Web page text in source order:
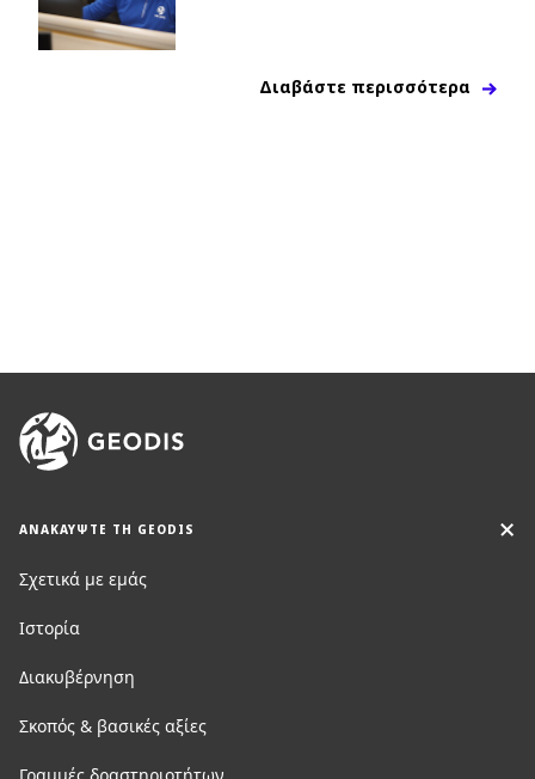
Διαβάστε περισσότερα
ΑΝΑΚΑΥΨΤΕ ΤΗ GEODIS
Σχετικά με εμάς
Ιστορία
Διακυβέρνηση
Σκοπός & βασικές αξίες